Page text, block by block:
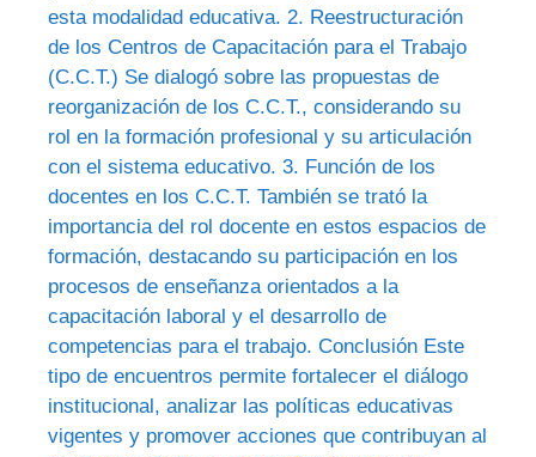
esta modalidad educativa. 2. Reestructuración
de los Centros de Capacitación para el Trabajo
(C.C.T.) Se dialogó sobre las propuestas de
reorganización de los C.C.T., considerando su
rol en la formación profesional y su articulación
con el sistema educativo. 3. Función de los
docentes en los C.C.T. También se trató la
importancia del rol docente en estos espacios de
formación, destacando su participación en los
procesos de enseñanza orientados a la
capacitación laboral y el desarrollo de
competencias para el trabajo. Conclusión Este
tipo de encuentros permite fortalecer el diálogo
institucional, analizar las políticas educativas
vigentes y promover acciones que contribuyan al